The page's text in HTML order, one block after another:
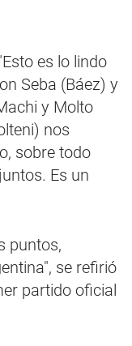
es lo lindo
Seba (Báez) y
y Molto
nos
sobre todo
Es un
puntos,
se refirió
partido oficial